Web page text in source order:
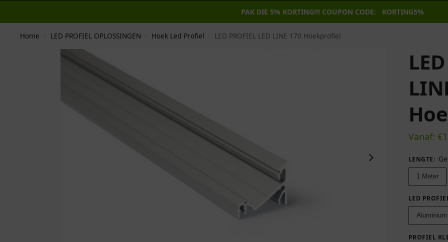
PAK DIE 5% KORTING!!! COUPON CODE: KORTING5%
Home LED PROFIEL OPLOSSINGEN Hoek Led Profiel LED PROFIEL LED LINE 170 Hoekprofiel
Vanaf: €
LENGTE:
1 Meter
LED
Aluminium
PROFIEL